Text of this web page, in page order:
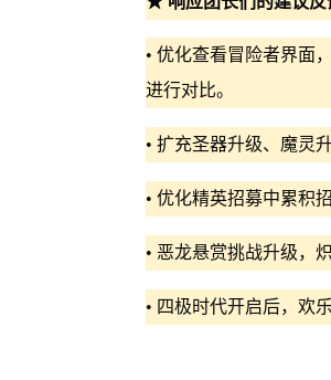
• 优化查看冒险者界面
进行对比。
• 扩充圣器升级、魔灵
• 优化精英招募中累积
• 恶龙悬赏挑战升级，
• 四极时代开启后，欢